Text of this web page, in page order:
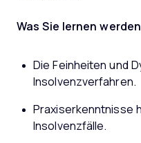
Was Sie lernen
Die Feinheiten und
Insolvenzverfahren.
Praxiserkenntnisse
Insolvenzfälle.